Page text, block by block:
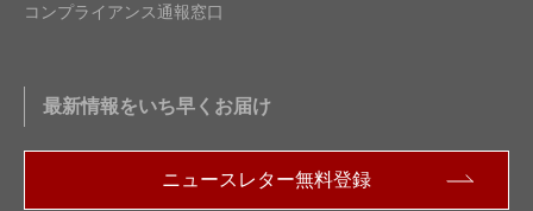
コンプライアンス通報窓口
最新情報をいち早くお届け
ニュースレター無料登録